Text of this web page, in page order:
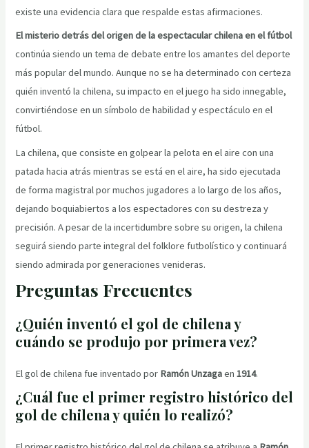
existe una evidencia clara que respalde estas afirmaciones.
El misterio detrás del origen de la espectacular chilena en el fútbol
continúa siendo un tema de debate entre los amantes del deporte
más popular del mundo. Aunque no se ha determinado con certeza
quién inventó la chilena, su impacto en el juego ha sido innegable,
convirtiéndose en un símbolo de habilidad y espectáculo en el
fútbol.
La chilena, que consiste en golpear la pelota en el aire con una
patada hacia atrás mientras se está en el aire, ha sido ejecutada
de forma magistral por muchos jugadores a lo largo de los años,
dejando boquiabiertos a los espectadores con su destreza y
precisión. A pesar de la incertidumbre sobre su origen, la chilena
seguirá siendo parte integral del folklore futbolístico y continuará
siendo admirada por generaciones venideras.
Preguntas Frecuentes
¿Quién inventó el gol de chilena y
cuándo se produjo por primera vez?
El gol de chilena fue inventado por Ramón Unzagaen1914.
¿Cuál fue el primer registro histórico del
gol de chilena y quién lo realizó?